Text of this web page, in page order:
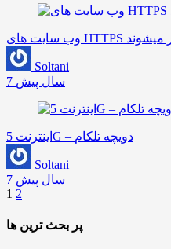
Soltani
7 سال پیش
اینترنت 5G – دویچه تلکام
Soltani
7 سال پیش
1 2
پر بحث ترین ها